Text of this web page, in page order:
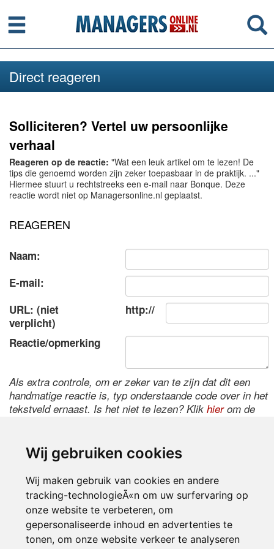
Wij gebruiken cookies
Wij maken gebruik van cookies en andere
tracking-technologieÃ«n om uw surfervaring op
onze website te verbeteren, om
gepersonaliseerde inhoud en advertenties te
tonen, om onze website verkeer te analyseren
Menu
Direct reageren
Solliciteren? Vertel uw persoonlijke
verhaal
Reageren op de reactie: "Wat een leuk artikel om te lezen! De
tips die genoemd worden zijn zeker toepasbaar in de praktijk. ..."
Hiermee stuurt u rechtstreeks een e-mail naar Bonque. Deze
reactie wordt niet op Managersonline.nl geplaatst.
REAGEREN
Naam:
E-mail:
URL: (niet
verplicht)
http://
Reactie/opmerking
Als extra controle, om er zeker van te zijn dat dit een
handmatige reactie is, typ onderstaande code over in het
tekstveld ernaast. Is het niet te lezen? Klik hierom de